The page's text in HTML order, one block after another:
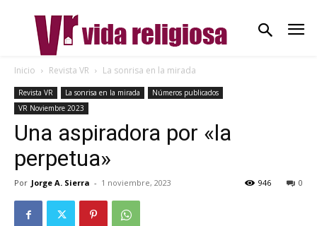
Inicio Revista VR La sonrisa en la mirada
Revista VR La sonrisa en la mirada
Números publicados
VR Noviembre 2023
Una aspiradora por «la
perpetua»
Por Jorge A. Sierra - 1 noviembre, 2023 0
946